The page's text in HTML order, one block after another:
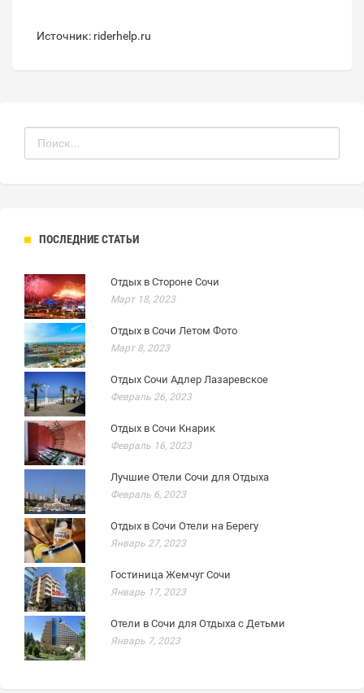
Источник: riderhelp.ru
ПОСЛЕДНИЕ СТАТЬИ
Отдых в Стороне Сочи
Март 18, 2023
Отдых в Сочи Летом Фото
Март 8, 2023
Отдых Сочи Адлер Лазаревское
Февраль 26, 2023
Отдых в Сочи Кнарик
Февраль 16, 2023
Лучшие Отели Сочи для Отдыха
Февраль 6, 2023
Отдых в Сочи Отели на Берегу
Январь 27, 2023
Гостиница Жемчуг Сочи
Январь 17, 2023
Отели в Сочи для Отдыха с Детьми
Январь 7, 2023